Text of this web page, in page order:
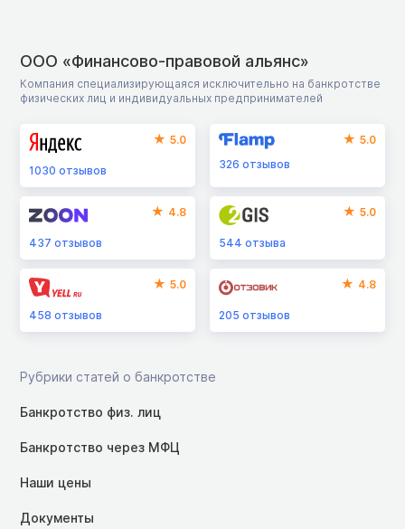
ООО «Финансово-правовой альянс»
Компания специализирующаяся исключительно на банкротстве
физических лиц и индивидуальных предпринимателей
5.0
1030 отзывов
5.0
326отзывов
4.8
437 отзывов
5.0
544отзыва
5.0
458 отзывов
4.8
205отзывов
Рубрики статей о банкротстве
Банкротство физ. лиц
Банкротство через МФЦ
Наши цены
Документы